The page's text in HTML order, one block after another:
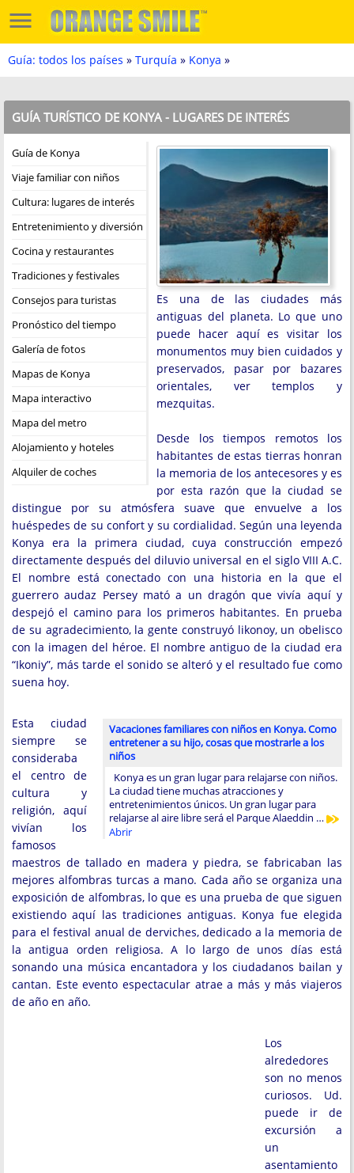
Guía: todos los países » Turquía » Konya »
GUÍA TURÍSTICO DE KONYA - LUGARES DE INTERÉS
Guía de Konya
Viaje familiar con niños
Cultura: lugares de interés
Entretenimiento y diversión
Cocina y restaurantes
Tradiciones y festivales
Consejos para turistas
Pronóstico del tiempo
Galería de fotos
Mapas de Konya
Mapa interactivo
Mapa del metro
Alojamiento y hoteles
Alquiler de coches
Es una de las ciudades más
antiguas del planeta. Lo que uno
puede hacer aquí es visitar los
monumentos muy bien cuidados y
preservados, pasar por bazares
orientales, ver templos y
mezquitas.
Desde los tiempos remotos los
habitantes de estas tierras honran
la memoria de los antecesores y es
por esta razón que la ciudad se
distingue por su atmósfera suave que envuelve a los
huéspedes de su confort y su cordialidad. Según una leyenda
Konya era la primera ciudad, cuya construcción empezó
directamente después del diluvio universal en el siglo VIII A.C.
El nombre está conectado con una historia en la que el
guerrero audaz Persey mató a un dragón que vivía aquí y
despejó el camino para los primeros habitantes. En prueba
de su agradecimiento, la gente construyó likonoy, un obelisco
con la imagen del héroe. El nombre antiguo de la ciudad era
“Ikoniy”, más tarde el sonido se alteró y el resultado fue como
suena hoy.
Vacaciones familiares con niños en Konya. Como
entretener a su hijo, cosas que mostrarle a los
niños
Konya es un gran lugar para relajarse con niños.
La ciudad tiene muchas atracciones y
entretenimientos únicos. Un gran lugar para
relajarse al aire libre será el Parque Alaeddin …
Abrir
Esta ciudad
siempre se
consideraba
el centro de
cultura y
religión, aquí
vivían los
famosos
maestros de tallado en madera y piedra, se fabricaban las
mejores alfombras turcas a mano. Cada año se organiza una
exposición de alfombras, lo que es una prueba de que siguen
existiendo aquí las tradiciones antiguas. Konya fue elegida
para el festival anual de derviches, dedicado a la memoria de
la antigua orden religiosa. A lo largo de unos días está
sonando una música encantadora y los ciudadanos bailan y
cantan. Este evento espectacular atrae a más y más viajeros
de año en año.
Los
alrededores
son no menos
curiosos. Ud.
puede ir de
excursión a
un
asentamiento